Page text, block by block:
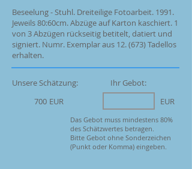
Beseelung - Stuhl. Dreiteilige Fotoarbeit. 1991.
Jeweils 80:60cm. Abzüge auf Karton kaschiert. 1
von 3 Abzügen rückseitig betitelt, datiert und
signiert. Numr. Exemplar aus 12. (673) Tadellos
erhalten.
Unsere Schätzung:
700 EUR
Ihr Gebot:
EUR
Das Gebot muss mindestens 80%
des Schätzwertes betragen.
Bitte Gebot ohne Sonderzeichen
(Punkt oder Komma) eingeben.